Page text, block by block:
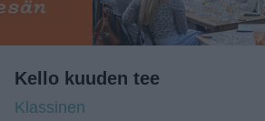
Kello kuuden tee
Klassinen